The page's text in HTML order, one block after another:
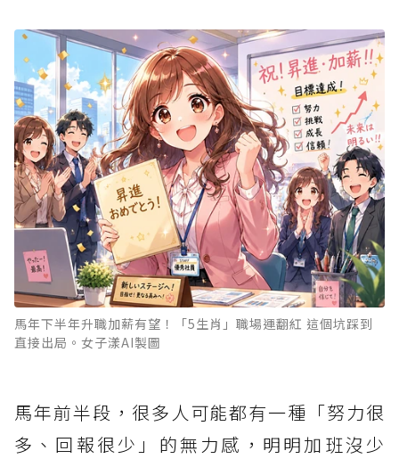
馬年下半年升職加薪有望！「5生肖」職場運翻紅 這個坑踩到
直接出局。女子漾AI製圖
馬年前半段，很多人可能都有一種「努力很
多、回報很少」的無力感，明明加班沒少